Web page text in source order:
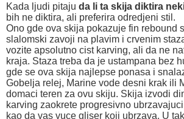
Kada ljudi pitaju da li ta skija diktira
bih ne diktira, ali preferira odredjeni stil.
Ono gde ova skija pokazuje fin rebound
slalomski zavoji na plavim i crvenim
vozite apsolutno cist karving, ali da ne
kraja. Staza treba da je ustampana bez
gde se ova skija najlepse ponasa i
Gobelja relej, Marine vode desni krak ili
domaci teren za ovu skiju. Skija izvodi
karving zaokrete progresivno
kao da vas vuce gliser koji ubrzava. U